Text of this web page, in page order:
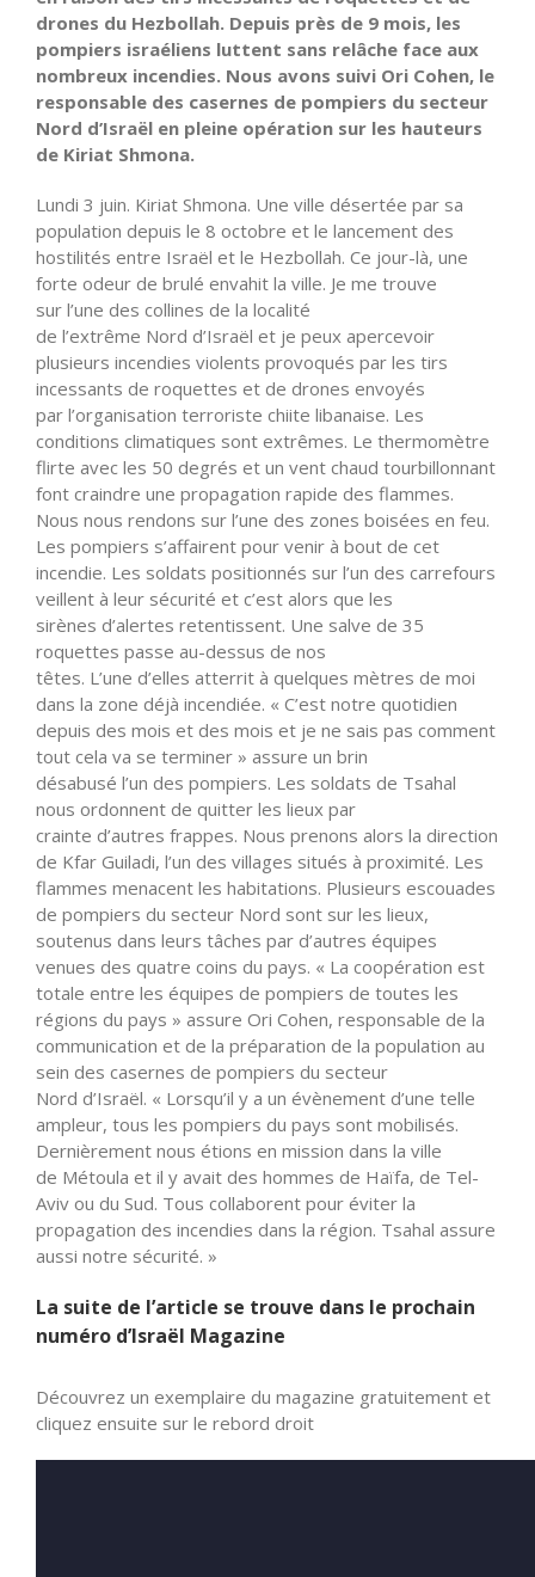
drones du Hezbollah. Depuis près de 9 mois, les
pompiers israéliens luttent sans relâche face aux
nombreux incendies. Nous avons suivi Ori Cohen, le
responsable des casernes de pompiers du secteur
Nord d’Israël en pleine opération sur les hauteurs
de Kiriat Shmona.
Lundi 3 juin. Kiriat Shmona. Une ville désertée par sa
population depuis le 8 octobre et le lancement des
hostilités entre Israël et le Hezbollah. Ce jour-là, une
forte odeur de brulé envahit la ville. Je me trouve
sur l’une des collines de la localité
de l’extrême Nord d’Israël et je peux apercevoir
plusieurs incendies violents provoqués par les tirs
incessants de roquettes et de drones envoyés
par l’organisation terroriste chiite libanaise. Les
conditions climatiques sont extrêmes. Le thermomètre
flirte avec les 50 degrés et un vent chaud tourbillonnant
font craindre une propagation rapide des flammes.
Nous nous rendons sur l’une des zones boisées en feu.
Les pompiers s’affairent pour venir à bout de cet
incendie. Les soldats positionnés sur l’un des carrefours
veillent à leur sécurité et c’est alors que les
sirènes d’alertes retentissent. Une salve de 35
roquettes passe au-dessus de nos
têtes. L’une d’elles atterrit à quelques mètres de moi
dans la zone déjà incendiée. « C’est notre quotidien
depuis des mois et des mois et je ne sais pas comment
tout cela va se terminer » assure un brin
désabusé l’un des pompiers. Les soldats de Tsahal
nous ordonnent de quitter les lieux par
crainte d’autres frappes. Nous prenons alors la direction
de Kfar Guiladi, l’un des villages situés à proximité. Les
flammes menacent les habitations. Plusieurs escouades
de pompiers du secteur Nord sont sur les lieux,
soutenus dans leurs tâches par d’autres équipes
venues des quatre coins du pays. « La coopération est
totale entre les équipes de pompiers de toutes les
régions du pays » assure Ori Cohen, responsable de la
communication et de la préparation de la population au
sein des casernes de pompiers du secteur
Nord d’Israël. « Lorsqu’il y a un évènement d’une telle
ampleur, tous les pompiers du pays sont mobilisés.
Dernièrement nous étions en mission dans la ville
de Métoula et il y avait des hommes de Haïfa, de Tel-
Aviv ou du Sud. Tous collaborent pour éviter la
propagation des incendies dans la région. Tsahal assure
aussi notre sécurité. »
La suite de l’article se trouve dans le prochain
numéro d’Israël Magazine
Découvrez un exemplaire du magazine gratuitement et
cliquez ensuite sur le rebord droit